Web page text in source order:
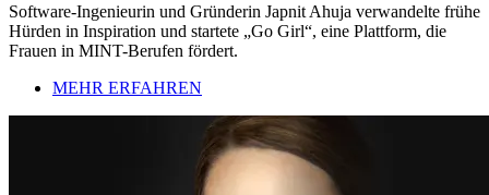
Software-Ingenieurin und Gründerin Japnit Ahuja verwandelte frühe
Hürden in Inspiration und startete „Go Girl“, eine Plattform, die
Frauen in MINT-Berufen fördert.
MEHR ERFAHREN